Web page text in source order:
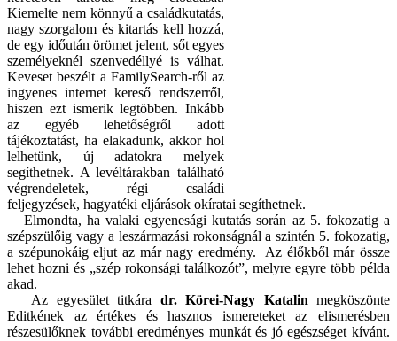
Kiemelte nem könnyű a családkutatás,
nagy szorgalom és kitartás kell hozzá,
de egy időután örömet jelent, sőt egyes
személyeknél szenvedéllyé is válhat.
Keveset beszélt a FamilySearch-ről az
ingyenes internet kereső rendszerről,
hiszen ezt ismerik legtöbben. Inkább
az egyéb lehetőségről adott
tájékoztatást, ha elakadunk, akkor hol
lelhetünk, új adatokra melyek
segíthetnek. A levéltárakban található
végrendeletek, régi családi
feljegyzések, hagyatéki eljárások okíratai segíthetnek.
Elmondta, ha valaki egyenesági kutatás során az 5. fokozatig a
szépszülőig vagy a leszármazási rokonságnál a szintén 5. fokozatig,
a szépunokáig eljut az már nagy eredmény. Az élőkből már össze
lehet hozni és „szép rokonsági találkozót”, melyre egyre több példa
akad.
Az egyesület titkára dr. Körei-Nagy Katalinmegköszönte
Editkének az értékes és hasznos ismereteket az elismerésben
részesülőknek további eredményes munkát és jó egészséget kívánt.